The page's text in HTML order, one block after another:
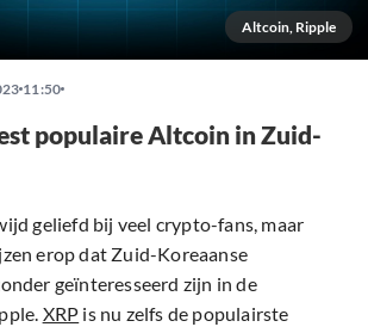
Altcoin, Ripple
11:50
populaire Altcoin in Zuid-
geliefd bij veel crypto-fans, maar
erop dat Zuid-Koreaanse
geïnteresseerd zijn in de
XRP is nu zelfs de populairste